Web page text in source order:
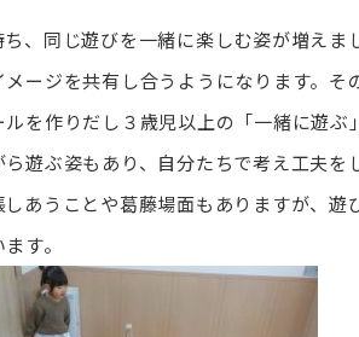
、同じ遊びを一緒に楽しむ姿が増えま
ージを共有し合うようになります。そ
を作りだし３歳児以上の「一緒に遊ぶ
遊ぶ姿もあり、自分たちで考え工夫を
あうことや葛藤場面もありますが、遊
す。